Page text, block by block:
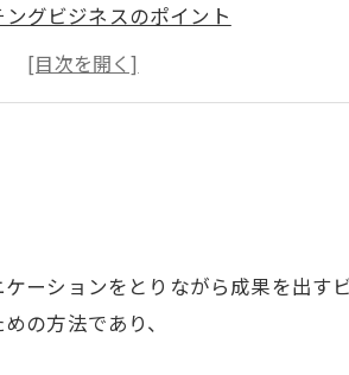
グビジネスのポイント
コーチングビジネス
スで学べるコーチングビジネスス
ーションをとりながら成果を出すビ
の方法であり、